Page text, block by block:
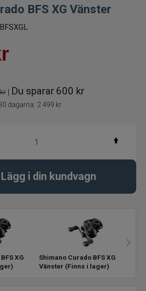
BFS XG Vänster
| Du sparar 600 kr
dagarna: 2 499 kr
Lägg i din kundvagn
XG
Shimano Curado BFS XG
Vänster (Finns i lager)